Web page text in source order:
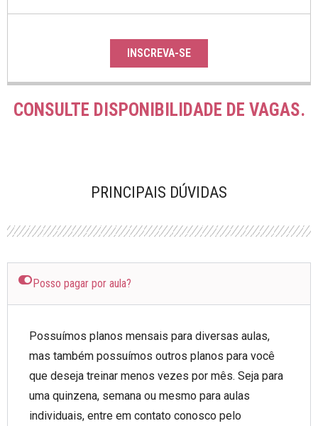
INSCREVA-SE
CONSULTE DISPONIBILIDADE DE VAGAS.
PRINCIPAIS DÚVIDAS
Posso pagar por aula?
Possuímos planos mensais para diversas aulas,
mas também possuímos outros planos para você
que deseja treinar menos vezes por mês. Seja para
uma quinzena, semana ou mesmo para aulas
individuais, entre em contato conosco pelo